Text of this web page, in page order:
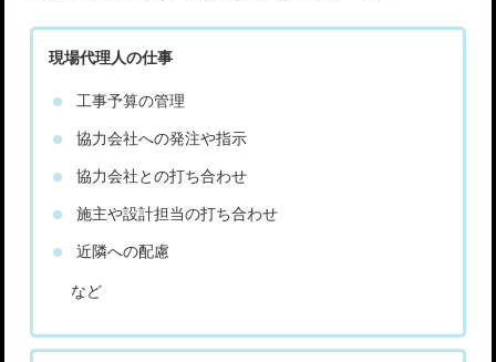
現場代理人の仕事
工事予算の管理
協力会社への発注や指示
協力会社との打ち合わせ
施主や設計担当の打ち合わせ
近隣への配慮
など